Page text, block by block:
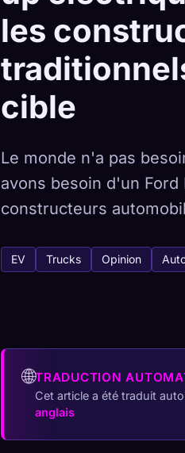
les
cible
Le monde n'a pas
avons besoin d'un
constructeurs
EV Trucks Opinion
🌐TRADUCTION
Cet article a été traduit
anglais
🧬Xeno Database
Collectés :
☁️Sauvegardez votre collection sur